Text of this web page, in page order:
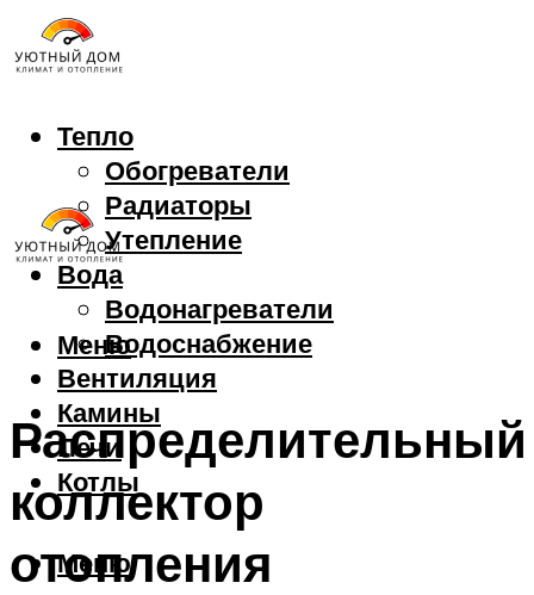
Тепло
Обогреватели
Радиаторы
Утепление
Вода
Водонагреватели
Водоснабжение
Вентиляция
Камины
Печи
Котлы
Меню
Меню
Распределительный
коллектор
отопления